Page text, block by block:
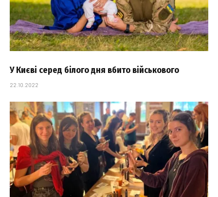
У Києві серед білого дня вбито військового
22.10.2022